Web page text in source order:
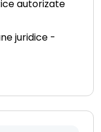
autorizate
juridice -